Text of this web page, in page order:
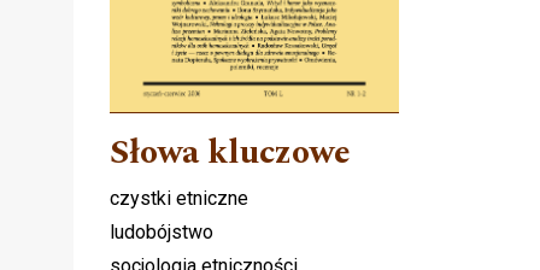
Słowa kluczowe
czystki etniczne
ludobójstwo